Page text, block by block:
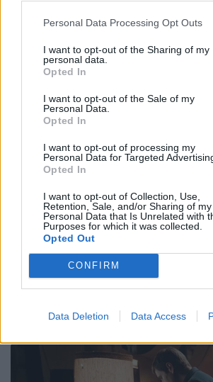
Personal Data Processing Opt Outs
I want to opt-out of the Sharing of my
personal data.
Opted In
I want to opt-out of the Sale of my
Personal Data.
Opted In
I want to opt-out of processing my
Personal Data for Targeted
Opted In
I want to opt-out of Collection, Use,
Retention, Sale, and/or Sharing of my
Personal Data that Is Unrelated with
Purposes for which it was collected.
Opted Out
CONFIRM
Data Deletion Data Access